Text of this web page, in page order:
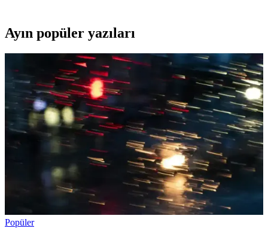
Ayın popüler yazıları
Popüler